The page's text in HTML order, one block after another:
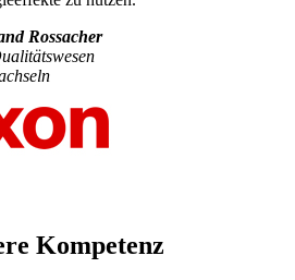
Rossacher
Kompetenz